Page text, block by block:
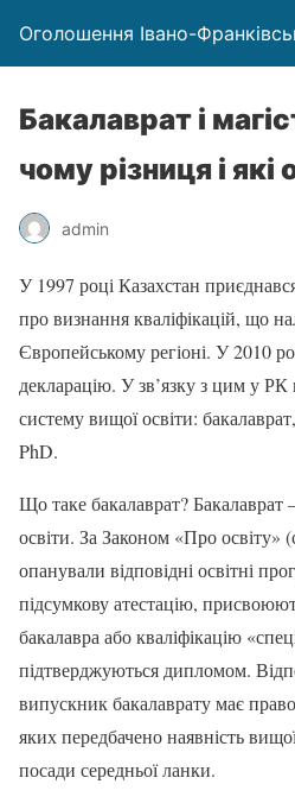
Оголошення Івано-
Бакалаврат і
чому різниця і які
admin
У 1997 році Казахстан
про визнання кваліфікацій, що
Європейському регіоні. У 2010
декларацію. У зв’язку з цим у
систему вищої освіти:
PhD.
Що таке бакалаврат?
освіти. За Законом «Про освіту»
опанували відповідні освітні
підсумкову атестацію,
бакалавра або кваліфікацію
підтверджуються дипломом.
випускник бакалаврату має
яких передбачено наявність
посади середньої ланки.